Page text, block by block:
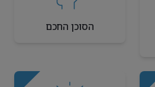
הסוכן החכם